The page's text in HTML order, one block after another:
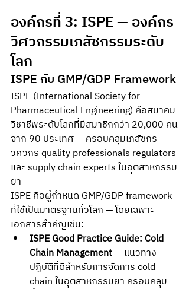
องค์กรที่ 3: ISPE — องค์กร
วิศวกรรมเภสัชกรรมระดับ
โลก
ISPE กับ GMP/GDP Framework
ISPE (International Society for
Pharmaceutical Engineering) คือสมาคม
วิชาชีพระดับโลกที่มีสมาชิกกว่า 20,000 คน
จาก 90 ประเทศ — ครอบคลุมเภสัชกร
วิศวกร quality professionals regulators
และ supply chain experts ในอุตสาหกรรม
ยา
ISPE คือผู้กำหนด GMP/GDP framework
ที่ใช้เป็นมาตรฐานทั่วโลก — โดยเฉพาะ
เอกสารสำคัญเช่น:
ISPE Good Practice Guide: Cold
Chain Management — แนวทาง
ปฏิบัติที่ดีสำหรับการจัดการ cold
chain ในอุตสาหกรรมยา ครอบคลุม